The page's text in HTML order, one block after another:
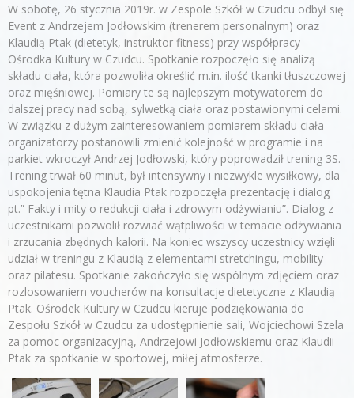
W sobotę, 26 stycznia 2019r. w Zespole Szkół w Czudcu odbył się
Event z Andrzejem Jodłowskim (trenerem personalnym) oraz
Klaudią Ptak (dietetyk, instruktor fitness) przy współpracy
Ośrodka Kultury w Czudcu. Spotkanie rozpoczęło się analizą
składu ciała, która pozwoliła określić m.in. ilość tkanki tłuszczowej
oraz mięśniowej. Pomiary te są najlepszym motywatorem do
dalszej pracy nad sobą, sylwetką ciała oraz postawionymi celami.
W związku z dużym zainteresowaniem pomiarem składu ciała
organizatorzy postanowili zmienić kolejność w programie i na
parkiet wkroczył Andrzej Jodłowski, który poprowadził trening 3S.
Trening trwał 60 minut, był intensywny i niezwykle wysiłkowy, dla
uspokojenia tętna Klaudia Ptak rozpoczęła prezentację i dialog
pt.” Fakty i mity o redukcji ciała i zdrowym odżywianiu”. Dialog z
uczestnikami pozwolił rozwiać wątpliwości w temacie odżywiania
i zrzucania zbędnych kalorii. Na koniec wszyscy uczestnicy wzięli
udział w treningu z Klaudią z elementami stretchingu, mobility
oraz pilatesu. Spotkanie zakończyło się wspólnym zdjęciem oraz
rozlosowaniem voucherów na konsultacje dietetyczne z Klaudią
Ptak. Ośrodek Kultury w Czudcu kieruje podziękowania do
Zespołu Szkół w Czudcu za udostępnienie sali, Wojciechowi Szela
za pomoc organizacyjną, Andrzejowi Jodłowskiemu oraz Klaudii
Ptak za spotkanie w sportowej, miłej atmosferze.